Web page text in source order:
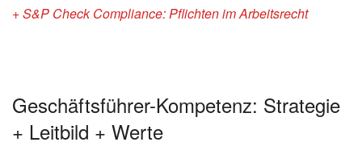
+ S&P Check Compliance: Pflichten im Arbeitsrecht
Geschäftsführer-Kompetenz: Strategie
+ Leitbild + Werte